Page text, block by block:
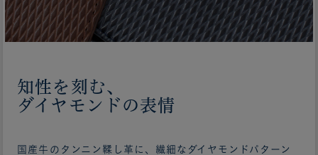
知性を刻む、
ダイヤモンドの表情
国産牛のタンニン鞣し革に、繊細なダイヤモンドパターン